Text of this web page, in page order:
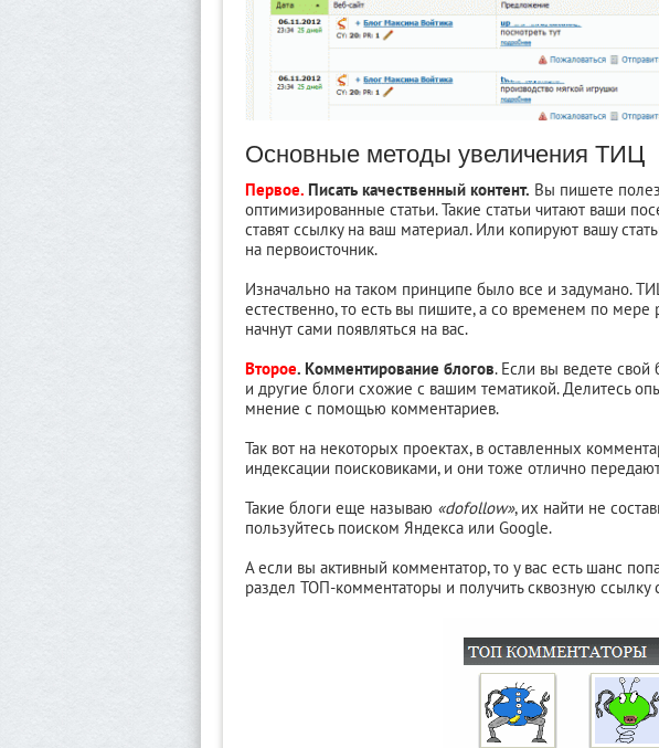
Основные методы увеличения ТИЦ
Первое. Писать качественный контент. Вы пишете
оптимизированные статьи. Такие статьи читают ваши
ставят ссылку на ваш материал. Или копируют вашу
на первоисточник.
Изначально на таком принципе было все и задумано.
естественно, то есть вы пишите, а со временем по мере
начнут сами появляться на вас.
Второе. Комментирование блогов. Если вы ведете свой
и другие блоги схожие с вашим тематикой. Делитесь
мнение с помощью комментариев.
Так вот на некоторых проектах, в оставленных
индексации поисковиками, и они тоже отлично
Такие блоги еще называю «dofollow», их найти не
пользуйтесь поиском Яндекса или Google.
А если вы активный комментатор, то у вас есть шанс
раздел ТОП-комментаторы и получить сквозную ссылку